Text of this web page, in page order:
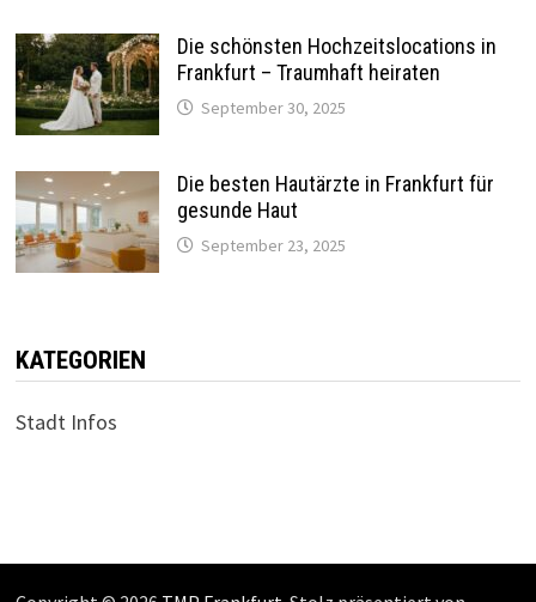
Die schönsten Hochzeitslocations in
Frankfurt – Traumhaft heiraten
September 30, 2025
Die besten Hautärzte in Frankfurt für
gesunde Haut
September 23, 2025
KATEGORIEN
Stadt Infos